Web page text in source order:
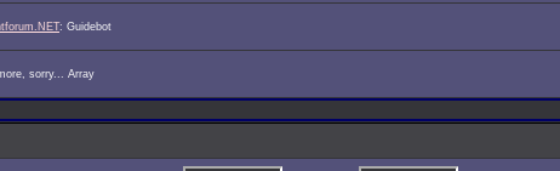
: Guidebot
sorry... Array